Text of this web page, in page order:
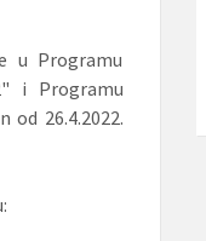
u Programu
i Programu
26.4.2022.